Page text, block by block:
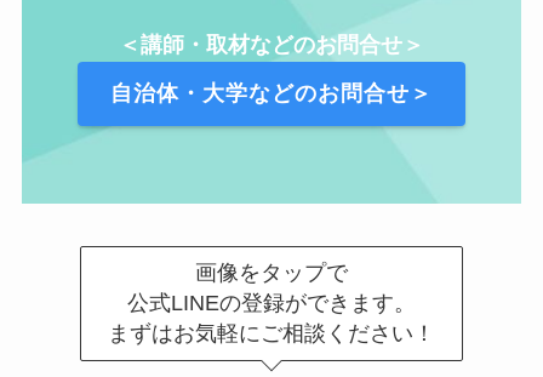
＜講師・取材などのお問合せ＞
自治体・大学などのお問合せ＞
画像をタップで
公式LINEの登録ができます。
まずはお気軽にご相談ください！